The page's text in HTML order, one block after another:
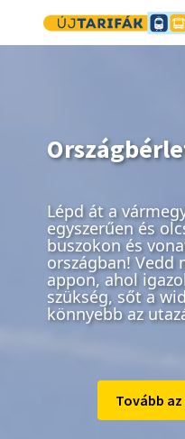
Ugrás a tartalomra
Lépd át a
egyszerűen és
buszokon és
országban! Vedd
appon, ahol
szükség, sőt a
könnyebb az
Tovább